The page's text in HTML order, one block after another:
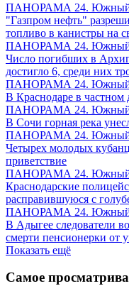
ПАНОРАМА 24. Южный
"Газпром нефть"
топливо в канистры на
ПАНОРАМА 24. Южный
Число погибших в
достигло 6, среди них
ПАНОРАМА 24. Южный
В Краснодаре в
ПАНОРАМА 24. Южный
В Сочи горная река
ПАНОРАМА 24. Южный
Четырех молодых
приветствие
ПАНОРАМА 24. Южный
Краснодарские
расправившуюся с
ПАНОРАМА 24. Южный
В Адыгее следователи
смерти пенсионерки от
Показать ещё
Самое